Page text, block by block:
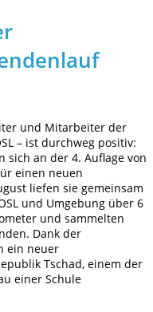
und Mitarbeiter der
– ist durchweg positiv:
sich an der 4. Auflage von
einen neuen
liefen sie gemeinsam
und Umgebung über 6
und sammelten
Dank der
ein neuer
Tschad, einem der
einer Schule